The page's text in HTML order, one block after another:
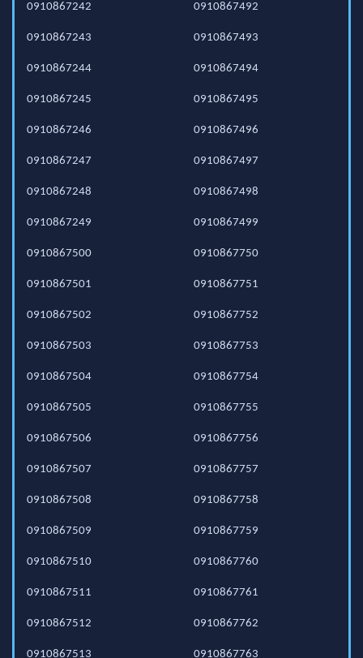
0910867242
0910867243
0910867244
0910867245
0910867246
0910867247
0910867248
0910867249
0910867492
0910867493
0910867494
0910867495
0910867496
0910867497
0910867498
0910867499
0910867500
0910867501
0910867502
0910867503
0910867504
0910867505
0910867506
0910867507
0910867508
0910867509
0910867510
0910867511
0910867512
0910867513
0910867750
0910867751
0910867752
0910867753
0910867754
0910867755
0910867756
0910867757
0910867758
0910867759
0910867760
0910867761
0910867762
0910867763